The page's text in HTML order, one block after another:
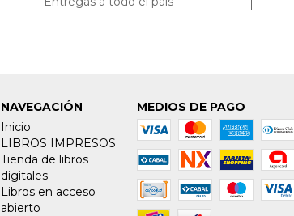
NAVEGACIÓN
Inicio
LIBROS IMPRESOS
Tienda de libros
digitales
Libros en acceso
abierto
MEDIOS DE PAGO